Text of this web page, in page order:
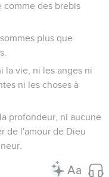
comme des brebis
plus que
la vie, ni les anges ni
ni les choses à
profondeur, ni aucune
de l'amour de Dieu